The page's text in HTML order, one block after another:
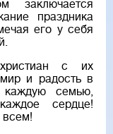
праздника
его у себя
с их
и радость в
семью,
сердце!
всем!